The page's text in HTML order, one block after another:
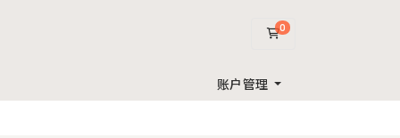
0
购物车
账户管理